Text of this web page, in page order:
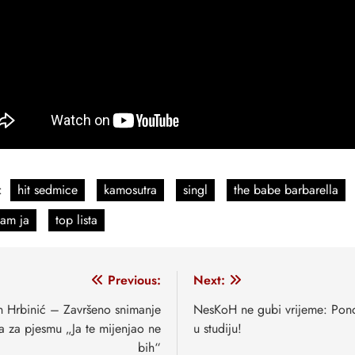
hit sedmice kamosutra singl
the babe barbarella
ja
top lista
Previous:
Hrbinić – Završeno snimanje
za pjesmu „Ja te mijenjao ne
bih“
Next:
NesKoH ne gubi vrijeme:
u studiju!